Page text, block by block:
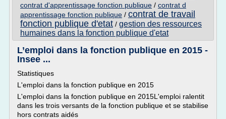
contrat d'apprentissage fonction publique / contrat d
apprentissage fonction publique / contrat de travail
fonction publique d'etat / gestion des ressources
humaines dans la fonction publique d'etat
L’emploi dans la fonction publique en 2015 -
Insee ...
Statistiques
L'emploi dans la fonction publique en 2015
L'emploi dans la fonction publique en 2015L'emploi ralentit
dans les trois versants de la fonction publique et se stabilise
hors contrats aidés